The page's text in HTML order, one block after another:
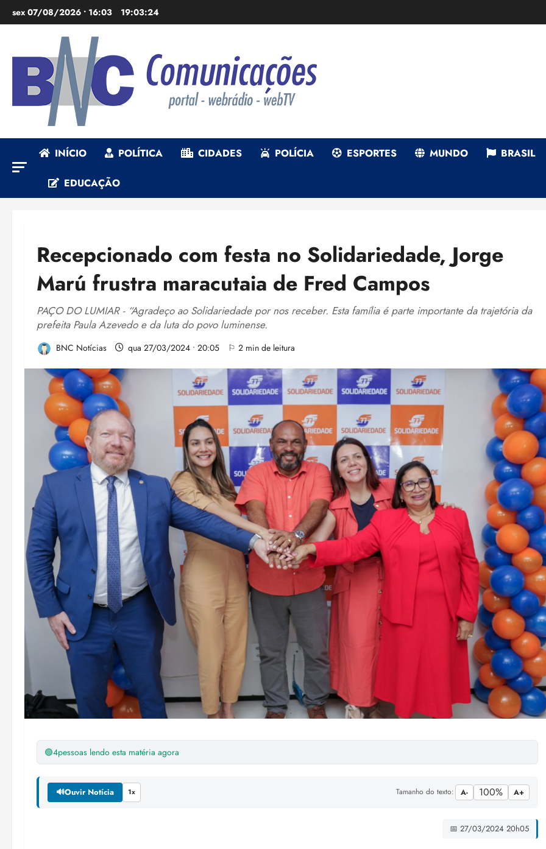
para
sex 07/08/2026 • 16:03 19:03:25
INÍCIO POLÍTICA CIDADES POLÍCIA ESPORTES MUNDO BRASIL
EDUCAÇÃO
Recepcionado com festa no Solidariedade, Jorge
Marú frustra maracutaia de Fred Campos
PAÇO DO LUMIAR - “Agradeço ao Solidariedade por nos receber. Esta família é parte importante da trajetória da
prefeita Paula Azevedo e da luta do povo luminense.
BNC Notícias qua 27/03/2024 • 20:05 ⚐ 2 min de leitura
🟢4pessoas lendo esta matéria agora
🔊Ouvir Notícia 1x Tamanho do texto: A- 100% A+
📅 27/03/2024 20h05